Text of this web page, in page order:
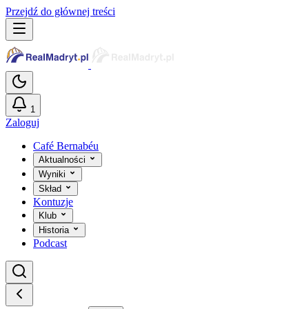
Przejdź do głównej treści
1
Zaloguj
Café Bernabéu
Aktualności
Wyniki
Skład
Kontuzje
Klub
Historia
Podcast